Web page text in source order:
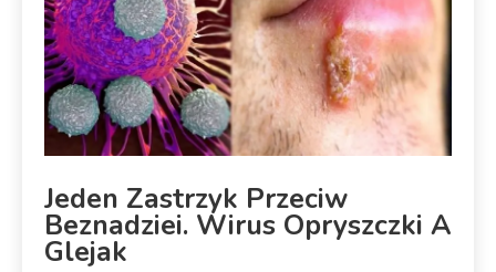
Jeden Zastrzyk Przeciw
Beznadziei. Wirus Opryszczki A
Glejak